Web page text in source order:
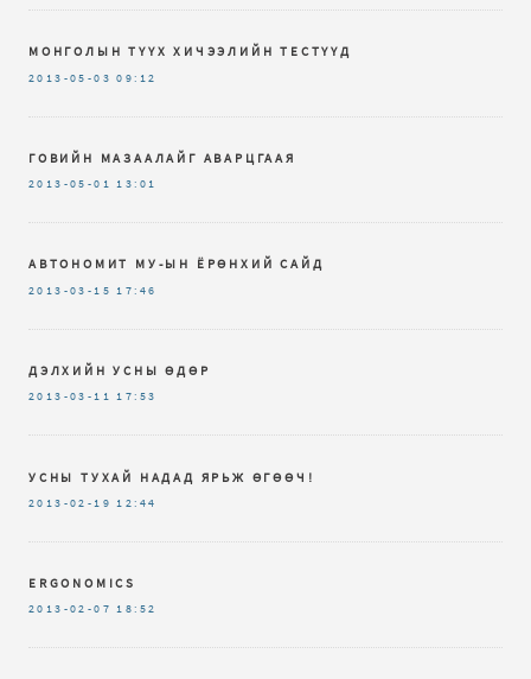
МОНГОЛЫН ТҮҮХ ХИЧЭЭЛИЙН ТЕСТҮҮД
2013-05-03 09:12
ГОВИЙН МАЗААЛАЙГ АВАРЦГААЯ
2013-05-01 13:01
АВТОНОМИТ МУ-ЫН ЁРӨНХИЙ САЙД
2013-03-15 17:46
ДЭЛХИЙН УСНЫ ӨДӨР
2013-03-11 17:53
УСНЫ ТУХАЙ НАДАД ЯРЬЖ ӨГӨӨЧ!
2013-02-19 12:44
ERGONOMICS
2013-02-07 18:52